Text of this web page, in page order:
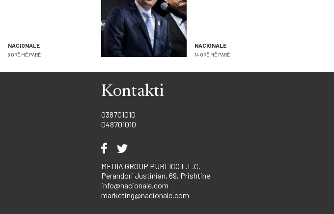
NACIONALE
8 ORË MË PARË
NACIONALE
14 ORË MË PARË
Kontakti
038701010
048701010
MEDIA GROUP PUBLICO L.L.C.
Perandori Justinian, 69, Prishtine
info@nacionale.com
marketing@nacionale.com